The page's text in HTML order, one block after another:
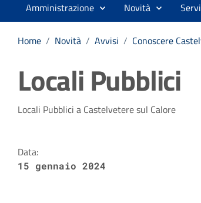
Amministrazione Novità
Home / Novità / Avvisi / Conoscere
Locali Pubblici
Dettagli della
Locali Pubblici a Castelvetere sul Calore
Data:
15 gennaio 2024